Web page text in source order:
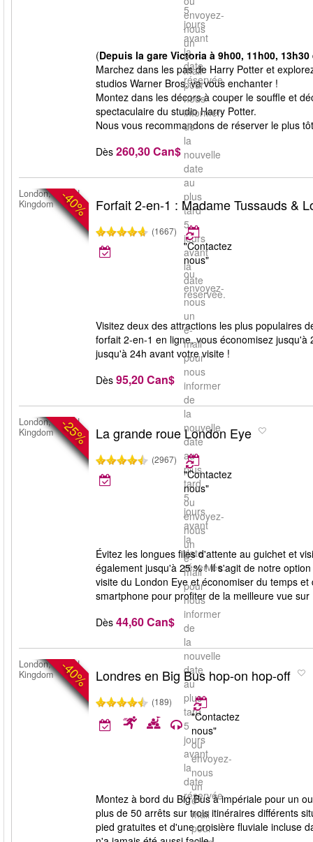
5
jours
avant
la
date
réservée.
envoyez-
nous
un
e-
mail
pour
nous
informer
de
la
nouvelle
date
au
plus
tard
5
jours
avant
la
date
réservée.
(Depuis la gare Victoria à 9h00, 11h00, 13h30
Marchez dans les pas de Harry Potter et
studios Warner Bros. va vous enchanter !
Montez dans les décors à couper le souffle et
spectaculaire du studio Harry Potter.
Nous vous recommandons de réserver le plus
Dès 260,30 Can$
-40%
London, United
Kingdom
Forfait 2-en-1 : Madame Tussauds &
(1667)
"Contactez
nous"
ou
envoyez-
nous
un
e-
mail
pour
nous
informer
de
la
nouvelle
date
au
plus
tard
5
jours
avant
la
date
réservée.
Visitez deux des attractions les plus populaires
forfait 2-en-1 en ligne, vous économisez
jusqu'à 24h avant votre visite !
Dès 95,20 Can$
-25%
London, United
Kingdom
La grande roue London Eye
(2967)
"Contactez
nous"
ou
envoyez-
nous
un
e-
mail
pour
nous
informer
de
la
nouvelle
date
au
plus
tard
5
jours
avant
la
date
réservée.
Évitez les longues files d'attente au guichet et
également jusqu'à 25 % ! Il s'agit de notre
visite du London Eye et économiser du temps
smartphone pour profiter de la meilleure vue sur
Dès 44,60 Can$
-40%
London, United
Kingdom
Londres en Big Bus hop-on hop-off
(189)
"Contactez
nous"
ou
envoyez-
nous
un
e-
mail
pour
Montez à bord du Big Bus à impériale pour un
plus de 50 arrêts sur trois itinéraires différents
pied gratuites et d'une croisière fluviale incluse